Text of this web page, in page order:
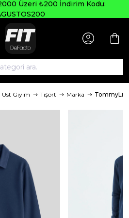
Üzeri ₺200 İndirim Kodu:
Üst Giyim Tişört Marka TommyLife